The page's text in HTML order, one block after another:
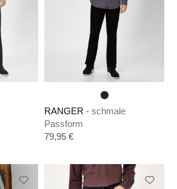
RANGER - schmale
Passform
Regulärer Preis:
79,95 €